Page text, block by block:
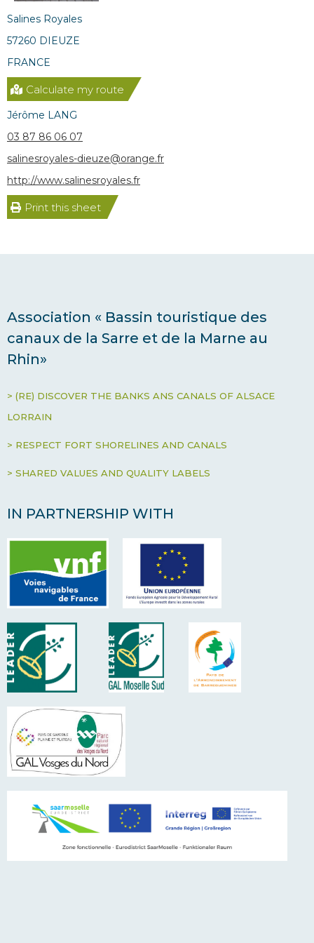
Salines Royales
57260 DIEUZE
FRANCE
Calculate my route
Jérôme LANG
03 87 86 06 07
salinesroyales-dieuze@orange.fr
http://www.salinesroyales.fr
Print this sheet
Association « Bassin touristique des
canaux de la Sarre et de la Marne au
Rhin»
> (RE) DISCOVER THE BANKS ANS CANALS OF ALSACE
LORRAIN
> RESPECT FORT SHORELINES AND CANALS
> SHARED VALUES AND QUALITY LABELS
IN PARTNERSHIP WITH